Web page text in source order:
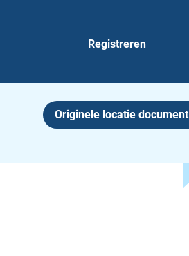
Registreren
Originele locatie document